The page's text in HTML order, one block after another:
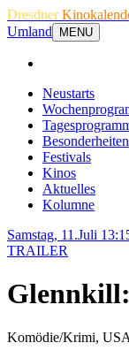
Dresdner
Umland
MENU
Neustarts
Besonderheiten
Festivals
Kinos
Aktuelles
Kolumne
Samstag, 11.Juli
TRAILER
Komödie/Krimi,